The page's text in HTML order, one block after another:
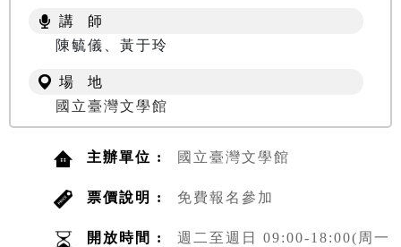
講 師
陳毓儀、黃于玲
場 地
國立臺灣文學館
主辦單位 : 國立臺灣文學館
票價說明 : 免費報名參加
開放時間 :
週二至週日 09:00-18:00(周一